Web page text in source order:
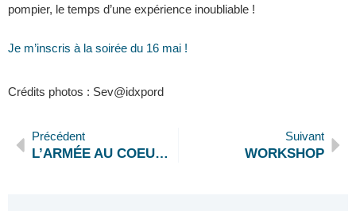
pompier, le temps d’une expérience inoubliable !
Je m’inscris à la soirée du 16 mai !
Crédits photos : Sev@idxpord
Précédent
L’ARMÉE AU COEUR DES ENTREPRISES
Suivant
WORKSHOP